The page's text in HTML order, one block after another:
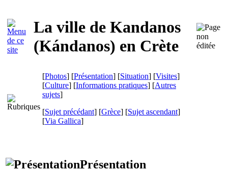
La ville de Kandanos
(Kándanos) en Crète
[Photos] [Présentation] [Situation] [Visites]
[Culture] [Informations pratiques] [Autres
sujets]
[Sujet précédant] [Grèce] [Sujet ascendant]
[Via Gallica]
Présentation